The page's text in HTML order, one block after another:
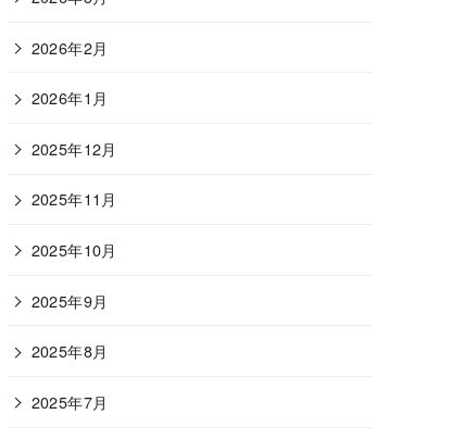
2026年2月
2026年1月
2025年12月
2025年11月
2025年10月
2025年9月
2025年8月
2025年7月